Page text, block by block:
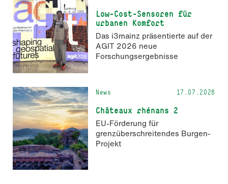
Low-Cost-Sensoren für
urbanen Komfort
Das i3mainz präsentierte auf der
AGIT 2026 neue
Forschungsergebnisse
News 17.07.2026
Châteaux rhénans 2
EU-Förderung für
grenzüberschreitendes Burgen-
Projekt